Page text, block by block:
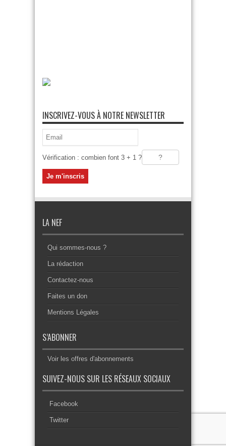
INSCRIVEZ-VOUS À NOTRE NEWSLETTER
Vérification : combien font 3 + 1 ?
LA NEF
Qui sommes-nous ?
La rédaction
Contactez-nous
Faites un don
Mentions Légales
S’ABONNER
Voir les offres d'abonnements
SUIVEZ-NOUS SUR LES RÉSEAUX SOCIAUX
Facebook
Twitter